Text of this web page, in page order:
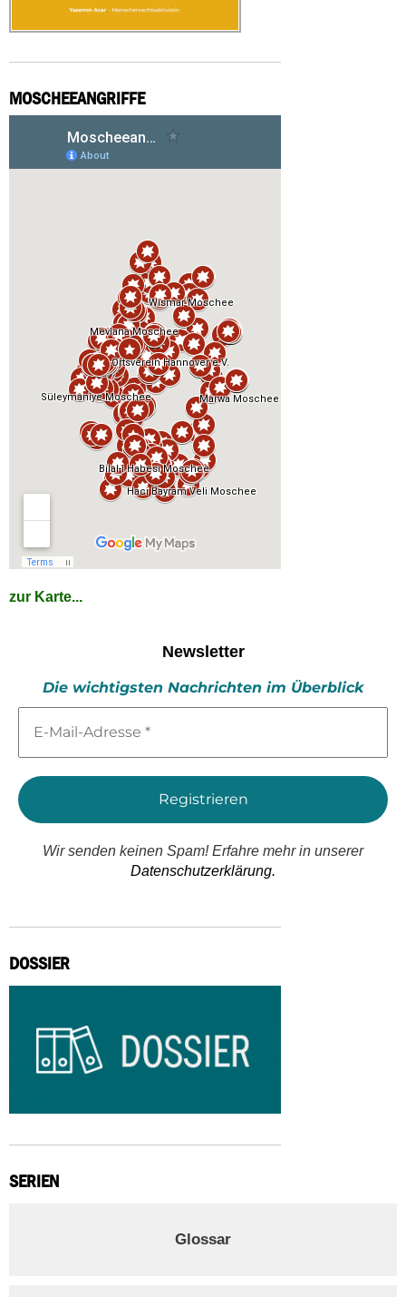
MOSCHEEANGRIFFE
zur Karte...
Newsletter
Die wichtigsten Nachrichten im Überblick
Mail-
*
Wir senden keinen Spam! Erfahre mehr in unserer
Datenschutzerklärung.
DOSSIER
SERIEN
Glossar